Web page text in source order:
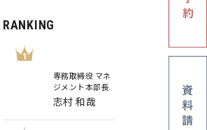
RANKING
1
専務取締役 マネ
ジメント本部長
志村 和哉